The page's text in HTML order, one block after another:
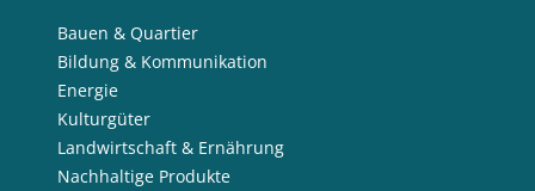
Bauen & Quartier
Bildung & Kommunikation
Energie
Kulturgüter
Landwirtschaft & Ernährung
Nachhaltige Produkte